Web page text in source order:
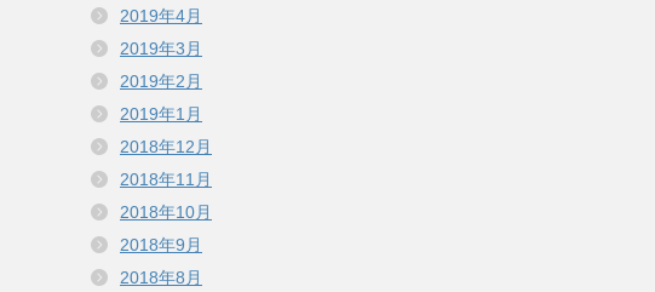
2019年4月
2019年3月
2019年2月
2019年1月
2018年12月
2018年11月
2018年10月
2018年9月
2018年8月